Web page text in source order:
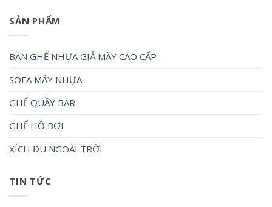
SẢN PHẨM
BÀN GHẾ NHỰA GIẢ MÂY CAO CẤP
SOFA MÂY NHỰA
GHẾ QUẦY BAR
GHẾ HỒ BƠI
XÍCH ĐU NGOÀI TRỜI
TIN TỨC